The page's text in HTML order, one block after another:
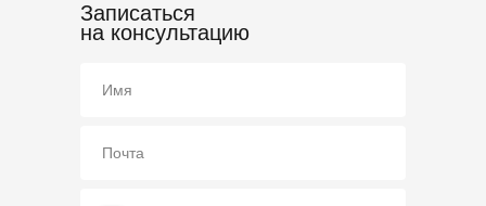
Записаться
на консультацию